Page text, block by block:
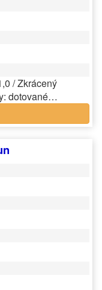
/ Zkrácený
dotované…